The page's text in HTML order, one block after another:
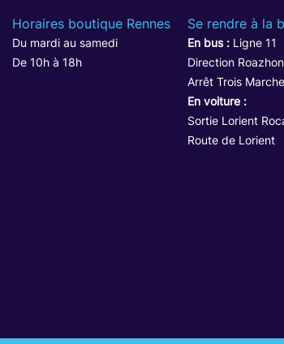
Horaires boutique Rennes
Du mardi au samedi
De 10h à 18h
Se rendre à la
En bus :Ligne 11
Direction
Arrêt Trois
En voiture :
Sortie Lorient
Route de Lorient